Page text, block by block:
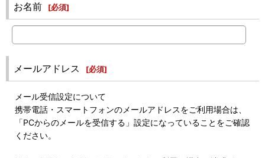
お名前 [必須]
メールアドレス [必須]
メール受信設定について
携帯電話・スマートフォンのメールアドレスをご利用場合は、
「PCからのメールを受信する」設定になっていることをご確認
ください。